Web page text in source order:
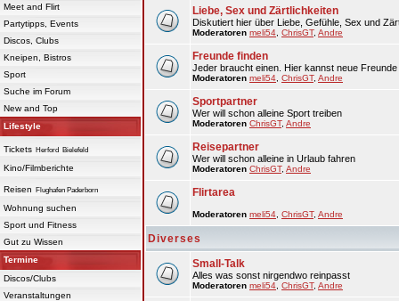
Meet and Flirt
Partytipps, Events
Discos, Clubs
Kneipen, Bistros
Sport
Suche im Forum
New and Top
Lifestyle
Tickets Herford Bielefeld
Kino/Filmberichte
Reisen Flughafen Paderborn
Wohnung suchen
Sport und Fitness
Gut zu Wissen
Termine
Discos/Clubs
Veranstaltungen
Liebe, Sex und Zärtlichkeiten
Diskutiert hier über Liebe, Gefühle, Sex und
Moderatoren meli54 ChrisGT, Andre
Freunde finden
Jeder braucht einen. Hier kannst neue Freunde
Moderatoren meli54 ChrisGT, Andre
Sportpartner
Wer will schon alleine Sport treiben
Moderatoren ChrisGT, Andre
Reisepartner
Wer will schon alleine in Urlaub fahren
Moderatoren ChrisGT, Andre
Flirtarea
Moderatoren meli54 ChrisGT, Andre
Diverses
Small-Talk
Alles was sonst nirgendwo reinpasst
Moderatoren meli54 ChrisGT, Andre